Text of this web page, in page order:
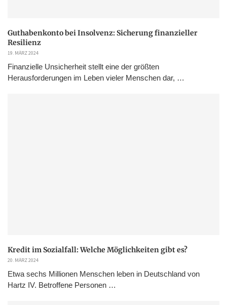
Guthabenkonto bei Insolvenz: Sicherung finanzieller
Resilienz
19. MÄRZ 2024
Finanzielle Unsicherheit stellt eine der größten
Herausforderungen im Leben vieler Menschen dar, …
Kredit im Sozialfall: Welche Möglichkeiten gibt es?
20. MÄRZ 2024
Etwa sechs Millionen Menschen leben in Deutschland von
Hartz IV. Betroffene Personen …